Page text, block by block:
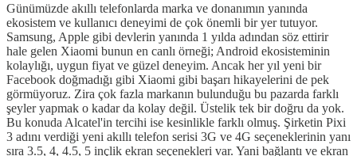
Günümüzde akıllı telefonlarda marka ve donanımın yanında
ekosistem ve kullanıcı deneyimi de çok önemli bir yer tutuyor.
Samsung, Apple gibi devlerin yanında 1 yılda adından söz ettirir
hale gelen Xiaomi bunun en canlı örneği; Android ekosisteminin
kolaylığı, uygun fiyat ve güzel deneyim. Ancak her yıl yeni bir
Facebook doğmadığı gibi Xiaomi gibi başarı hikayelerini de pek
görmüyoruz. Zira çok fazla markanın bulunduğu bu pazarda farklı
şeyler yapmak o kadar da kolay değil. Üstelik tek bir doğru da yok.
Bu konuda Alcatel'in tercihi ise kesinlikle farklı olmuş. Şirketin Pixi
3 adını verdiği yeni akıllı telefon serisi 3G ve 4G seçeneklerinin yanı
sıra 3.5, 4, 4.5, 5 inçlik ekran seçenekleri var. Yani bağlantı ve ekran